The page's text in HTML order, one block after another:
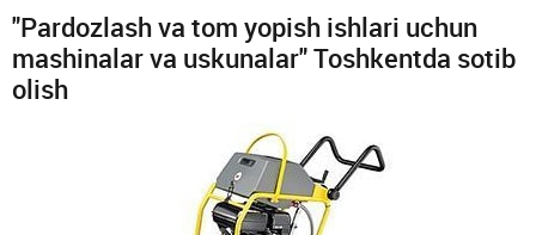
"Pardozlash va tom yopish ishlari uchun
mashinalar va uskunalar" Toshkentda sotib
olish